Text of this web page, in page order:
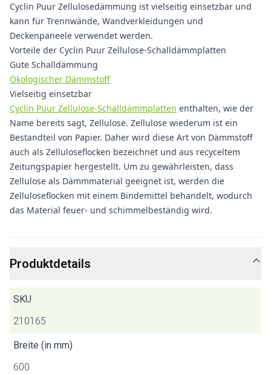
Cyclin Puur Zellulosedämmung ist vielseitig einsetzbar und
kann für Trennwände, Wandverkleidungen und
Deckenpaneele verwendet werden.
Vorteile der Cyclin Puur Zellulose-Schalldämmplatten
Gute Schalldämmung
Ökologischer Dämmstoff
Vielseitig einsetzbar
Cyclin Puur Zellulose-Schalldämmplatten enthalten, wie der
Name bereits sagt, Zellulose. Zellulose wiederum ist ein
Bestandteil von Papier. Daher wird diese Art von Dämmstoff
auch als Zelluloseflocken bezeichnet und aus recyceltem
Zeitungspapier hergestellt. Um zu gewährleisten, dass
Zellulose als Dämmmaterial geeignet ist, werden die
Zelluloseflocken mit einem Bindemittel behandelt, wodurch
das Material feuer- und schimmelbeständig wird.
Produktdetails
SKU
210165
Breite (in mm)
600